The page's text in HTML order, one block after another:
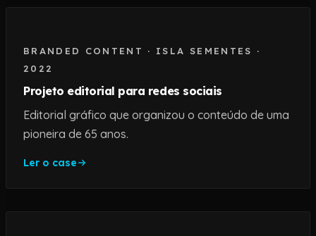
BRANDED CONTENT · ISLA SEMENTES
·
2022
Projeto editorial para redes sociais
Editorial gráfico que organizou o conteúdo de uma
pioneira de 65 anos.
Ler o case